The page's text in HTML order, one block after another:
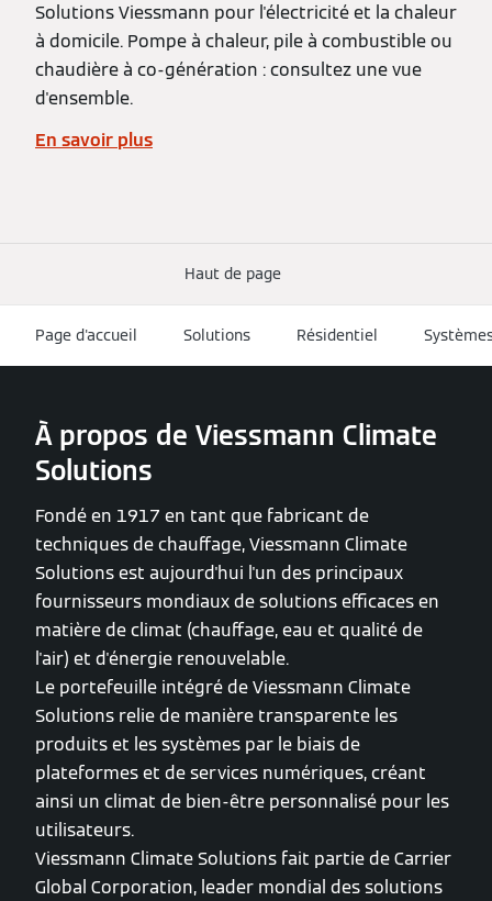
Solutions Viessmann pour l'électricité et la chaleur
à domicile. Pompe à chaleur, pile à combustible ou
chaudière à co-génération : consultez une vue
d'ensemble.
En savoir plus
Haut de page
Page d'accueil Solutions Résidentiel
À propos de Viessmann Climate
Solutions
Fondé en 1917 en tant que fabricant de
techniques de chauffage, Viessmann Climate
Solutions est aujourd'hui l'un des principaux
fournisseurs mondiaux de solutions efficaces en
matière de climat (chauffage, eau et qualité de
l'air) et d'énergie renouvelable.
Le portefeuille intégré de Viessmann Climate
Solutions relie de manière transparente les
produits et les systèmes par le biais de
plateformes et de services numériques, créant
ainsi un climat de bien-être personnalisé pour les
utilisateurs.
Viessmann Climate Solutions fait partie de Carrier
Global Corporation, leader mondial des solutions